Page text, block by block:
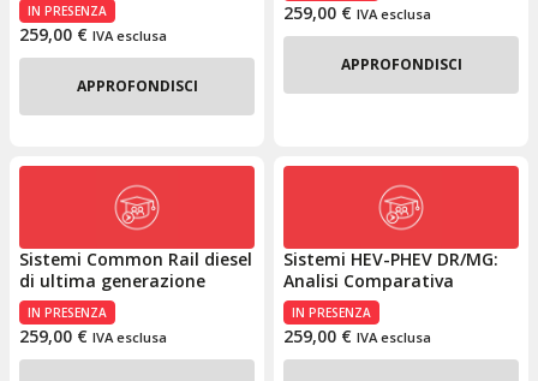
IN PRESENZA
259,00 € IVA esclusa
APPROFONDISCI
259,00 € IVA esclusa
APPROFONDISCI
Sistemi Common Rail diesel
di ultima generazione
IN PRESENZA
259,00 € IVA esclusa
Sistemi HEV-PHEV DR/MG:
Analisi Comparativa
IN PRESENZA
259,00 € IVA esclusa